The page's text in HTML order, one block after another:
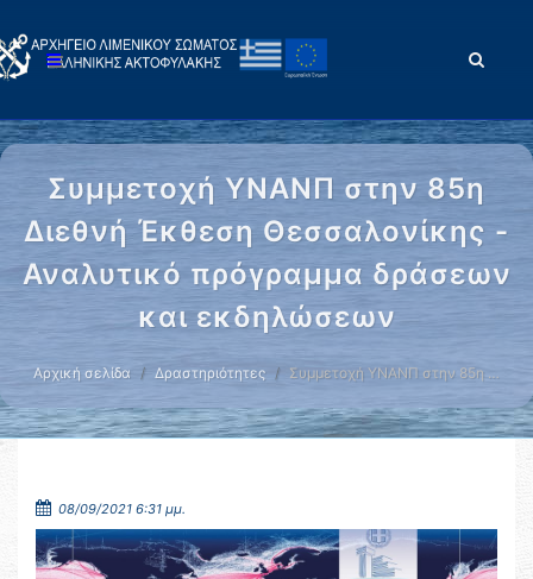
Συμμετοχή ΥΝΑΝΠ στην 85η
Διεθνή Έκθεση Θεσσαλονίκης -
Αναλυτικό πρόγραμμα δράσεων
και εκδηλώσεων
Αρχική σελίδα Δραστηριότητες Συμμετοχή ΥΝΑΝΠ στην 85η …
08/09/2021 6:31 μμ.